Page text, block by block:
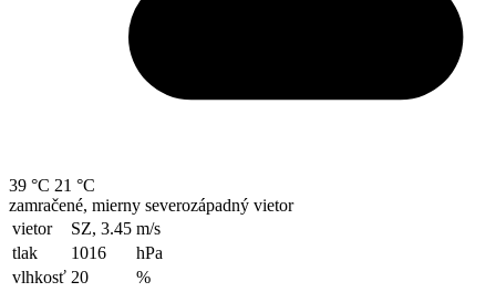
39 °C 21 °C
zamračené, mierny severozápadný vietor
vietor
SZ, 3.45 m/s
tlak
1016
hPa
vlhkosť 20 %